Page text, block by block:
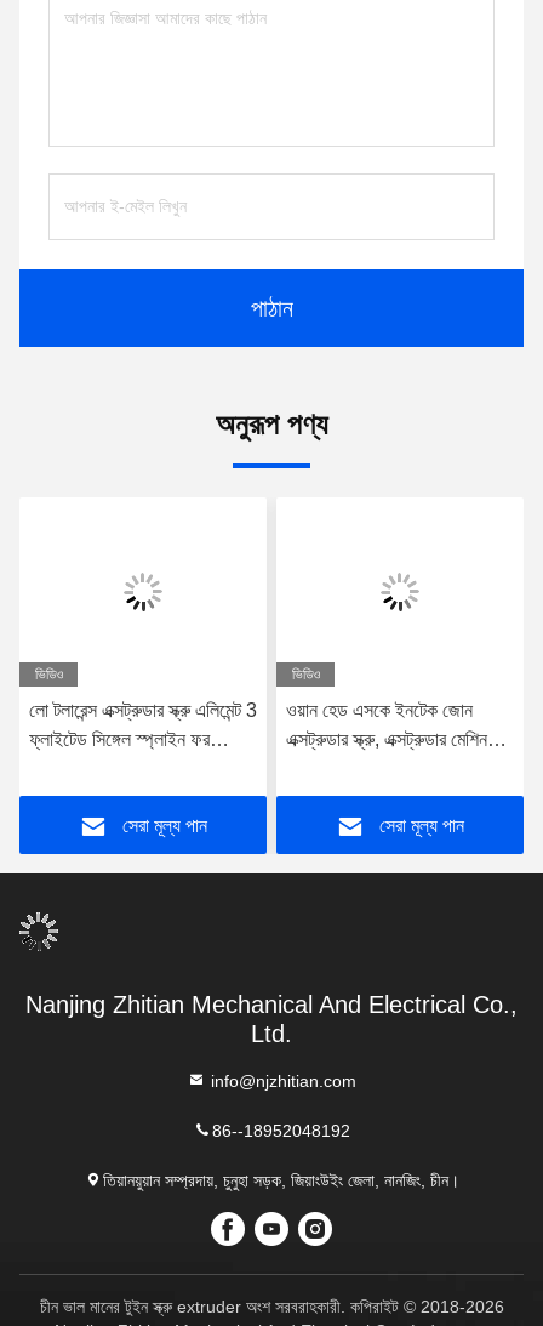
পাঠান
অনুরূপ পণ্য
ভিডিও
লো টলারেন্স এক্সট্রুডার স্ক্রু এলিমেন্ট 3
ফ্লাইটেড সিঙ্গেল স্প্লাইন ফর
এক্সট্রুডার স্ক্রু এলিমেন্ট
সেরা মূল্য পান
ভিডিও
ওয়ান হেড এসকে ইনটেক জোন
এক্সট্রুডার স্ক্রু, এক্সট্রুডার মেশিন
এক্সট্রুডার লেইস্ট্রিটজ সিরিজের জন্য
সেরা মূল্য পান
Nanjing Zhitian Mechanical And Electrical Co.,
Ltd.
info@njzhitian.com
86--18952048192
তিয়ানয়ুয়ান সম্প্রদায়, চুনুহা সড়ক, জিয়াংউইং জেলা, নানজিং, চীন।
চীন ভাল মানের টুইন স্ক্রু extruder অংশ সরবরাহকারী. কপিরাইট © 2018-2026